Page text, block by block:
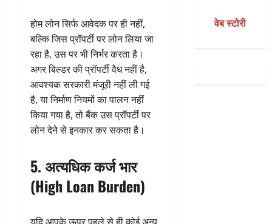
होम लोन सिर्फ आवेदक पर ही नहीं,
बल्कि जिस प्रॉपर्टी पर लोन लिया जा
रहा है, उस पर भी निर्भर करता है।
अगर बिल्डर की प्रॉपर्टी वैध नहीं है,
आवश्यक सरकारी मंजूरी नहीं ली गई
है, या निर्माण नियमों का पालन नहीं
किया गया है, तो बैंक उस प्रॉपर्टी पर
लोन देने से इनकार कर सकता है।
5. अत्यधिक कर्ज भार
(High Loan Burden)
वेब स्टोरी